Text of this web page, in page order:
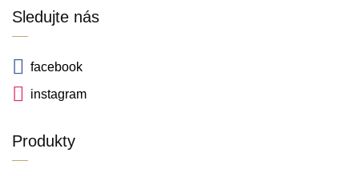
Sledujte nás
facebook
instagram
Produkty